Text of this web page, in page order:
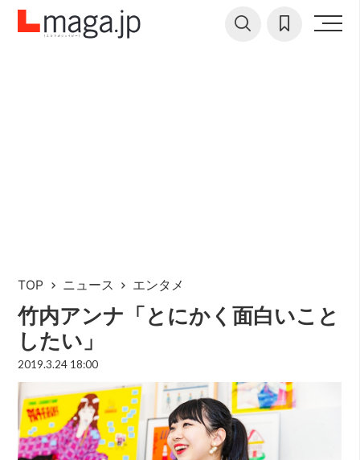
TOP ニュース エンタメ
竹内アンナ「とにかく面白いこと
したい」
2019.3.24 18:00